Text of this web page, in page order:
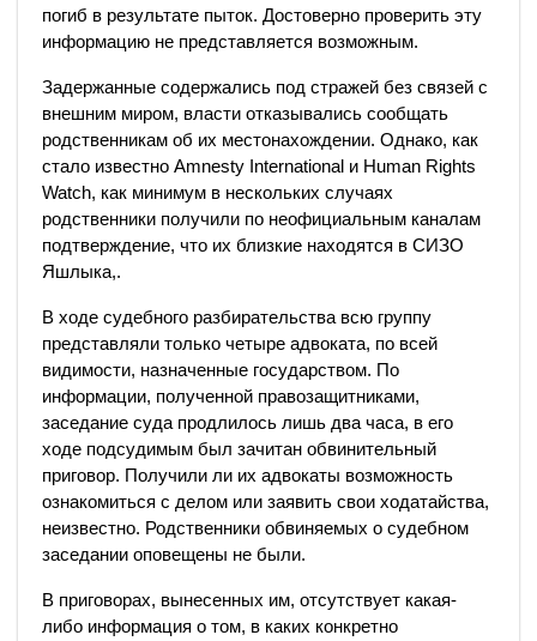
погиб в результате пыток. Достоверно проверить эту
информацию не представляется возможным.
Задержанные содержались под стражей без связей с
внешним миром, власти отказывались сообщать
родственникам об их местонахождении. Однако, как
стало известно Amnesty International и Human Rights
Watch, как минимум в нескольких случаях
родственники получили по неофициальным каналам
подтверждение, что их близкие находятся в СИЗО
Яшлыка,.
В ходе судебного разбирательства всю группу
представляли только четыре адвоката, по всей
видимости, назначенные государством. По
информации, полученной правозащитниками,
заседание суда продлилось лишь два часа, в его
ходе подсудимым был зачитан обвинительный
приговор. Получили ли их адвокаты возможность
ознакомиться с делом или заявить свои ходатайства,
неизвестно. Родственники обвиняемых о судебном
заседании оповещены не были.
В приговорах, вынесенных им, отсутствует какая-
либо информация о том, в каких конкретно